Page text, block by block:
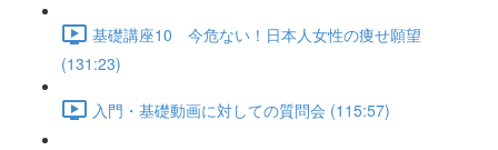
基礎講座10 今危ない！日本人女性の痩せ願望
(131:23)
入門・基礎動画に対しての質問会 (115:57)